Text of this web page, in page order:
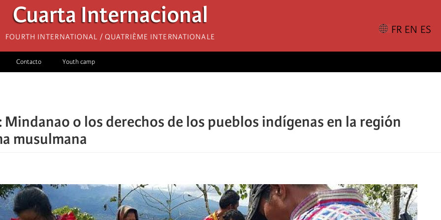
Cuarta Internacional
Fourth International / Quatrième internationale
Contacto Youth camp
Mindanao o los derechos de los pueblos indígenas en la región
musulmana